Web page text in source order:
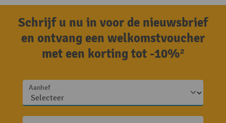
Schrijf u nu in voor de nieuwsbrief
en ontvang een welkomstvoucher
met een korting tot -10%²
Aanhef